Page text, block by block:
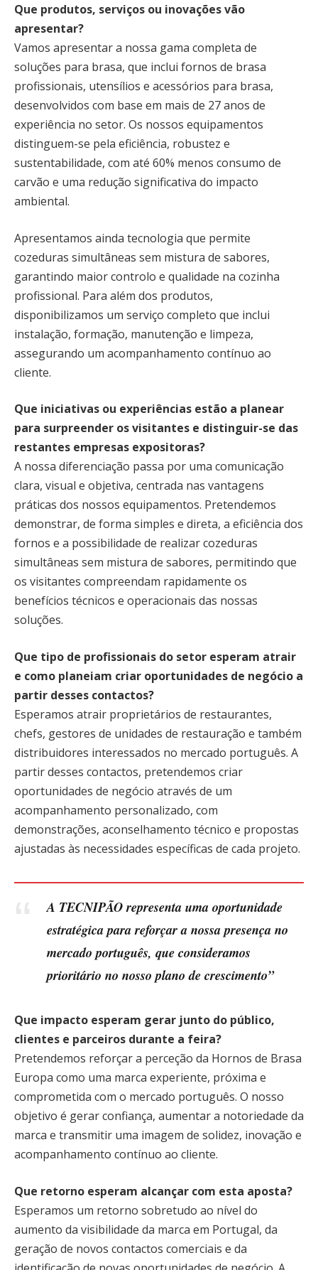
Que produtos, serviços ou inovações vão
apresentar?
Vamos apresentar a nossa gama completa de
soluções para brasa, que inclui fornos de brasa
profissionais, utensílios e acessórios para brasa,
desenvolvidos com base em mais de 27 anos de
experiência no setor. Os nossos equipamentos
distinguem-se pela eficiência, robustez e
sustentabilidade, com até 60% menos consumo de
carvão e uma redução significativa do impacto
ambiental.
Apresentamos ainda tecnologia que permite
cozeduras simultâneas sem mistura de sabores,
garantindo maior controlo e qualidade na cozinha
profissional. Para além dos produtos,
disponibilizamos um serviço completo que inclui
instalação, formação, manutenção e limpeza,
assegurando um acompanhamento contínuo ao
cliente.
Que iniciativas ou experiências estão a planear
para surpreender os visitantes e distinguir-se das
restantes empresas expositoras?
A nossa diferenciação passa por uma comunicação
clara, visual e objetiva, centrada nas vantagens
práticas dos nossos equipamentos. Pretendemos
demonstrar, de forma simples e direta, a eficiência dos
fornos e a possibilidade de realizar cozeduras
simultâneas sem mistura de sabores, permitindo que
os visitantes compreendam rapidamente os
benefícios técnicos e operacionais das nossas
soluções.
Que tipo de profissionais do setor esperam atrair
e como planeiam criar oportunidades de negócio a
partir desses contactos?
Esperamos atrair proprietários de restaurantes,
chefs, gestores de unidades de restauração e também
distribuidores interessados no mercado português. A
partir desses contactos, pretendemos criar
oportunidades de negócio através de um
acompanhamento personalizado, com
demonstrações, aconselhamento técnico e propostas
ajustadas às necessidades específicas de cada projeto.
A TECNIPÃO representauma oportunidade
estratégica para reforçar a nossa presença no
mercado português, que consideramos
prioritário no nosso plano de crescimento”
Que impacto esperam gerar junto do público,
clientes e parceiros durante a feira?
Pretendemos reforçar a perceção da Hornos de Brasa
Europa como uma marca experiente, próxima e
comprometida com o mercado português. O nosso
objetivo é gerar confiança, aumentar a notoriedade da
marca e transmitir uma imagem de solidez, inovação e
acompanhamento contínuo ao cliente.
Que retorno esperam alcançar com esta aposta?
Esperamos um retorno sobretudo ao nível do
aumento da visibilidade da marca em Portugal, da
geração de novos contactos comerciais e da